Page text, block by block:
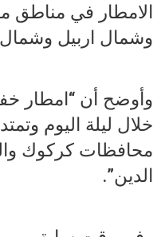
الامطار في مناطق
وشمال اربيل وشمال
وأوضح أن “امطار
خلال ليلة اليوم
محافظات كركوك
الدين”.